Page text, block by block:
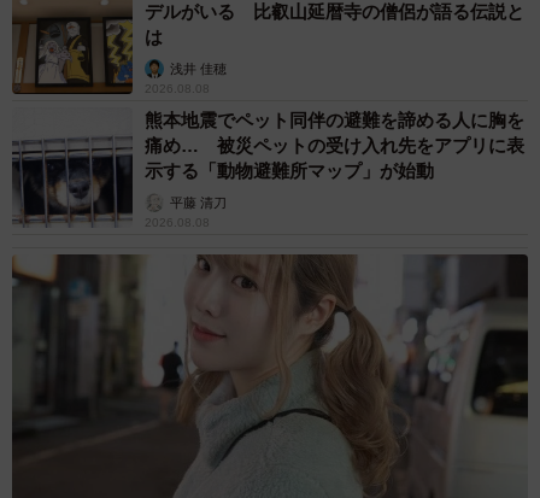
5/5
突如始まったホームステイ生活はとてもあたたかい時間だったと言いま
す／Harukaさん（@gongqiyao0414）提供
そして訪れた別れのとき、Harukaさんはこう伝えたといい
「『本当にありがとうございました。あなた達のおかげ
で、この事故がただの災難ではなくニュージーランドの素
敵な思い出となりました』と、お礼を言いました」
デルがいる 比叡山延暦寺の僧侶が語る伝説と
は
浅井 佳穂
2026.08.08
熊本地震でペット同伴の避難を諦める人に胸を
痛め… 被災ペットの受け入れ先をアプリに表
示する「動物避難所マップ」が始動
平藤 清刀
2026.08.08